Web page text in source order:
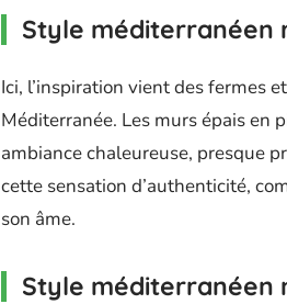
Style méditerranéen
Ici, l’inspiration vient des fermes
Méditerranée. Les murs épais en
ambiance chaleureuse, presque
cette sensation d’authenticité,
son âme.
Style méditerranéen